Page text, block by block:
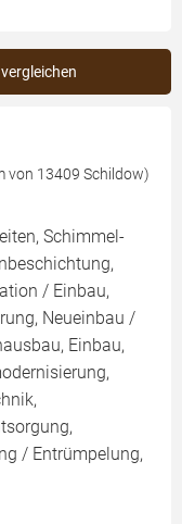
von 13409 Schildow)
Schimmel-
/ Einbau,
Neueinbau /
Einbau,
/ Entrümpelung,